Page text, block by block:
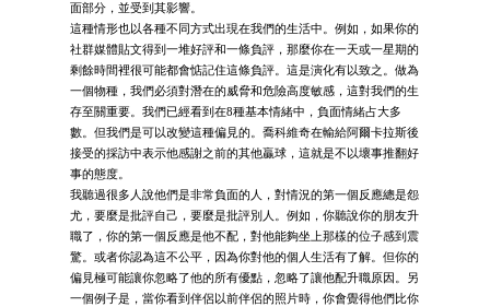
面部分，並受到其影響。
這種情形也以各種不同方式出現在我們的生活中。例如，如果你的
社群媒體貼文得到一堆好評和一條負評，那麼你在一天或一星期的
剩餘時間裡很可能都會惦記住這條負評。這是演化有以致之。做為
一個物種，我們必須對潛在的威脅和危險高度敏感，這對我們的生
存至關重要。我們已經看到在8種基本情緒中，負面情緒占大多
數。但我們是可以改變這種偏見的。喬科維奇在輸給阿爾卡拉斯後
接受的採訪中表示他感謝之前的其他贏球，這就是不以壞事推翻好
事的態度。
我聽過很多人說他們是非常負面的人，對情況的第一個反應總是怨
尤，要麼是批評自己，要麼是批評別人。例如，你聽說你的朋友升
職了，你的第一個反應是他不配，對他能夠坐上那樣的位子感到震
驚。或者你認為這不公平，因為你對他的個人生活有了解。但你的
偏見極可能讓你忽略了他的所有優點，忽略了讓他配升職原因。另
一個例子是，當你看到伴侶以前伴侶的照片時，你會覺得他們比你